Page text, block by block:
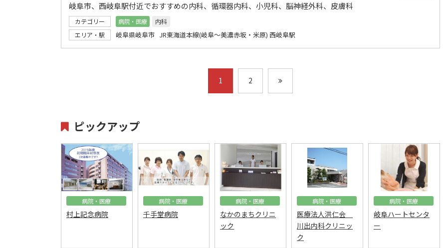
岐阜市、西岐阜駅付近でおすすめの内科、循環器内科、小児科、脳神経外科、皮膚科
カテゴリー 病院・医療
内科
エリア・駅
岐阜県岐阜市 JR東海道本線(岐阜～美濃赤坂・米原) 西岐阜駅
1 2
ピックアップ
病院・医療
村上記念病院
病院・医療
千手堂病院
病院・医療
なかのまちクリニ
ック
病院・医療
医療法人洪仁会
川出内科クリニッ
ク
病院・医療
岐阜ハートセンタ
ー